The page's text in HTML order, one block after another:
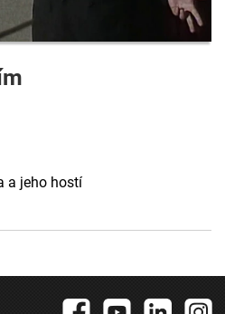
a jeho hostí